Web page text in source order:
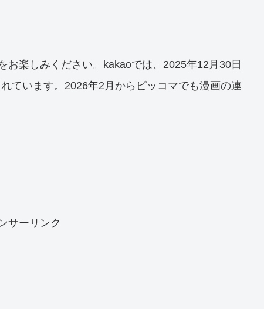
楽しみください。kakaoでは、2025年12月30日
ています。2026年2月からピッコマでも漫画の連
サーリンク